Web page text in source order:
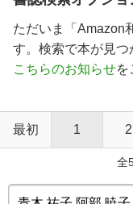
ただいま「Amazon
す。検索で本が見
こちらのお知らせを
最初 1 2
全